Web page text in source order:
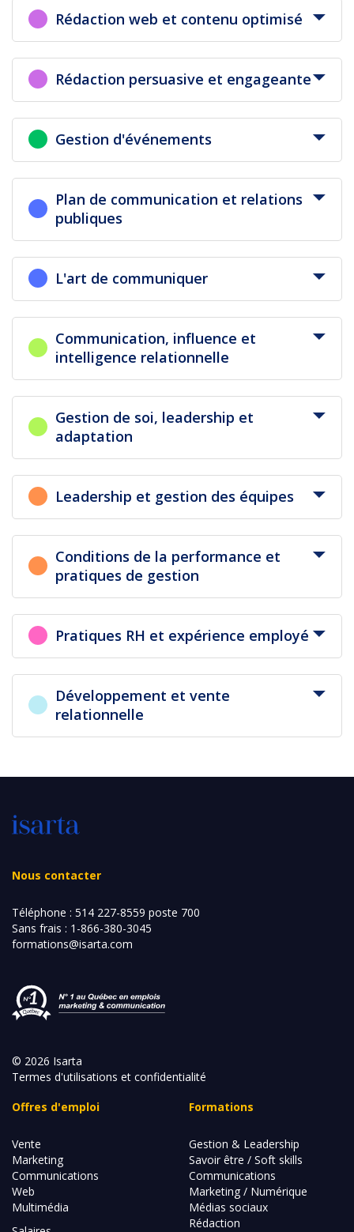
Rédaction web et contenu optimisé
Rédaction persuasive et engageante
Gestion d'événements
Plan de communication et relations
publiques
L'art de communiquer
Communication, influence et
intelligence relationnelle
Gestion de soi, leadership et
adaptation
Leadership et gestion des équipes
Conditions de la performance et
pratiques de gestion
Pratiques RH et expérience employé
Développement et vente
relationnelle
Nous contacter
Téléphone : 514 227-8559 poste 700
Sans frais : 1-866-380-3045
formations@isarta.com
© 2026 Isarta
Termes d'utilisations et confidentialité
Offres d'emploi
Vente
Marketing
Communications
Web
Multimédia
Formations
Gestion & Leadership
Savoir être / Soft skills
Communications
Marketing / Numérique
Médias sociaux
Rédaction